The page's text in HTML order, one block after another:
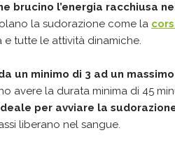
brucino l’energia racchiusa
la sudorazione come la
e tutte le attività dinamiche.
un minimo di 3 ad un
avere la durata minima di 45
per avviare la
liberano nel sangue.